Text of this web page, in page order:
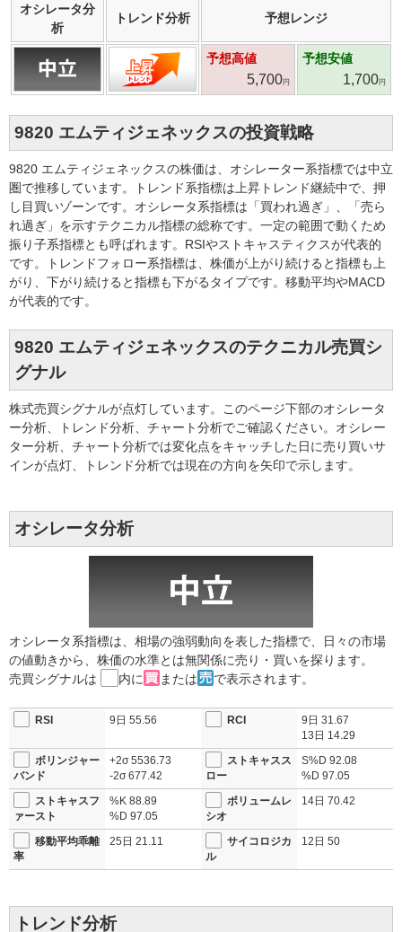
オシレータ分
析
トレンド分析 予想レンジ
予想高値
5,700円
予想安値
1,700円
9820 エムティジェネックスの投資戦略
9820 エムティジェネックスの株価は、オシレーター系指標では中立
圏で推移しています。トレンド系指標は上昇トレンド継続中で、押
し目買いゾーンです。オシレータ系指標は「買われ過ぎ」、「売ら
れ過ぎ」を示すテクニカル指標の総称です。一定の範囲で動くため
振り子系指標とも呼ばれます。RSIやストキャスティクスが代表的
です。トレンドフォロー系指標は、株価が上がり続けると指標も上
がり、下がり続けると指標も下がるタイプです。移動平均やMACD
が代表的です。
9820 エムティジェネックスのテクニカル売買シ
グナル
株式売買シグナルが点灯しています。このページ下部のオシレータ
ー分析、トレンド分析、チャート分析でご確認ください。オシレー
ター分析、チャート分析では変化点をキャッチした日に売り買いサ
インが点灯、トレンド分析では現在の方向を矢印で示します。
オシレータ分析
オシレータ系指標は、相場の強弱動向を表した指標で、日々の市場
の値動きから、株価の水準とは無関係に売り・買いを探ります。
売買シグナルは
内に または で表示されます。
RSI 9日 55.56 RCI 9日 31.67
13日 14.29
ボリンジャー
バンド
+2σ5536.73
-2σ677.42
ストキャスス
ロー
S%D 92.08
%D 97.05
ストキャスフ
ァースト
%K 88.89
%D 97.05
ボリュームレ
シオ
14日 70.42
移動平均乖離
率
25日 21.11
サイコロジカ
ル
12日 50
トレンド分析